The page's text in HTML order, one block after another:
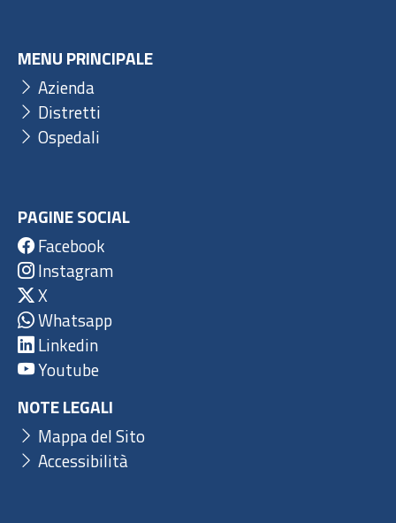
MENU PRINCIPALE
Azienda
Distretti
Ospedali
PAGINE SOCIAL
Facebook
Instagram
X
Whatsapp
Linkedin
Youtube
NOTE LEGALI
Mappa del Sito
Accessibilità